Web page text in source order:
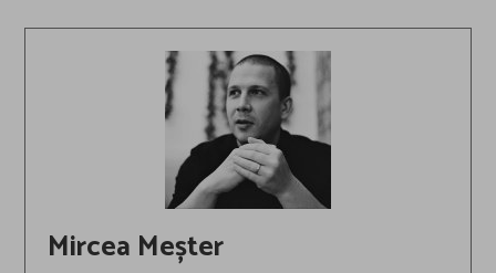
Mircea Meșter